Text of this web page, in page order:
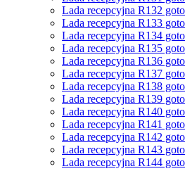
Lada recepcyjna R132
Lada recepcyjna R133
Lada recepcyjna R134
Lada recepcyjna R135
Lada recepcyjna R136
Lada recepcyjna R137
Lada recepcyjna R138
Lada recepcyjna R139
Lada recepcyjna R140
Lada recepcyjna R141
Lada recepcyjna R142
Lada recepcyjna R143
Lada recepcyjna R144